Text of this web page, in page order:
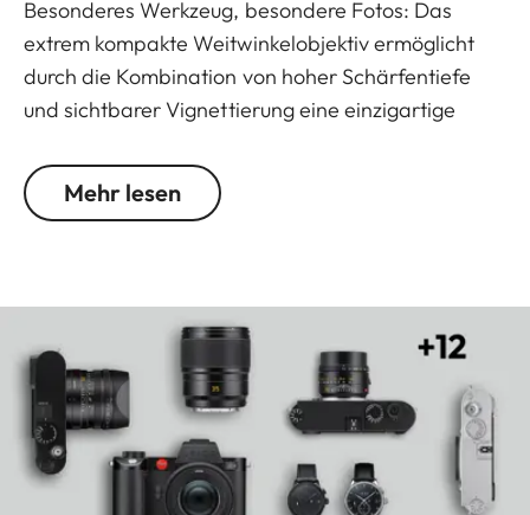
Besonderes Werkzeug, besondere Fotos: Das
extrem kompakte Weitwinkelobjektiv ermöglicht
durch die Kombination von hoher Schärfentiefe
und sichtbarer Vignettierung eine einzigartige
alter Schraubgewinde-Objektiv-Klassiker, dessen
optische Rechnung unverändert übernommen
Mehr lesen